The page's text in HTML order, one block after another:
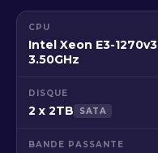
CPU
Intel Xeon E3-1270v3
3.50GHz
DISQUE
2 x 2TB SATA
BANDE PASSANTE